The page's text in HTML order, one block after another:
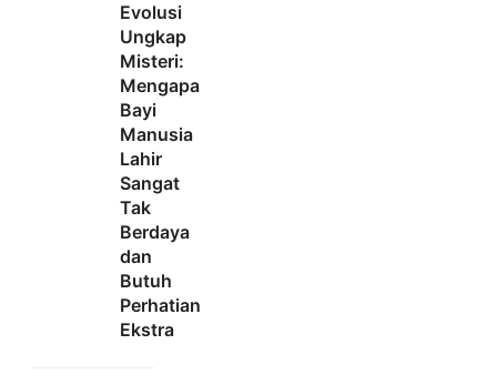
Evolusi
Ungkap
Misteri:
Mengapa
Bayi
Manusia
Lahir
Sangat
Tak
Berdaya
dan
Butuh
Perhatian
Ekstra